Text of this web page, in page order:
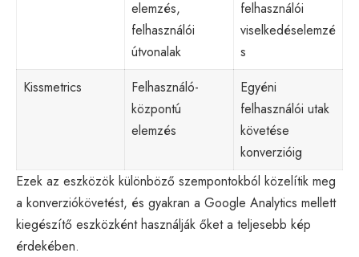
elemzés,
felhasználói
útvonalak
felhasználói
viselkedéselemzé
s
Kissmetrics
Felhasználó-
központú
elemzés
Egyéni
felhasználói utak
követése
konverzióig
Ezek az eszközök különböző szempontokból közelítik meg
a konverziókövetést, és gyakran a Google Analytics mellett
kiegészítő eszközként használják őket a teljesebb kép
érdekében.